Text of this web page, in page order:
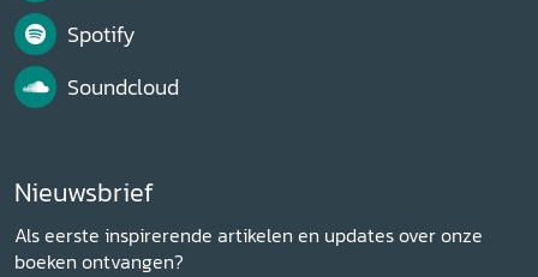
Spotify
Soundcloud
Nieuwsbrief
Als eerste inspirerende artikelen en updates over onze
boeken ontvangen?